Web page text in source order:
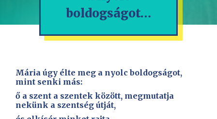
boldogságot…
Mária úgy élte meg a nyolc boldogságot,
mint senki más:
ő a szent a szentek között, megmutatja
nekünk a szentség útját,